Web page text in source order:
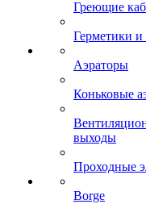
Греющие
Герметики и
Аэраторы
Коньковые
выходы
Проходные
Borge